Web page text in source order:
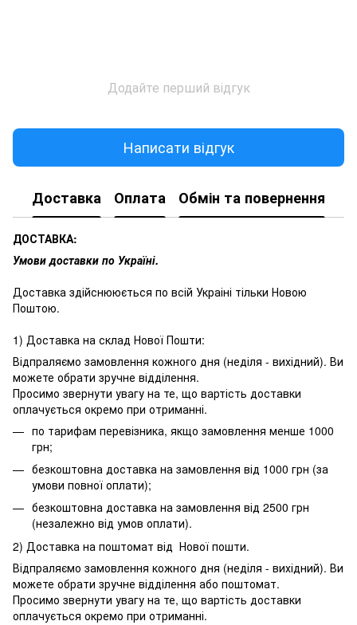
Додайте перший відгук
Написати відгук
Доставка Оплата Обмін та повернення
ДОСТАВКА:
Умови доставки по Україні.
Доставка здійснююється по всій Украіні тільки Новою
Поштою.
1) Доставка на склад Нової Пошти:
Відпраляємо замовлення кожного дня (неділя - вихідний). Ви
можете обрати зручне відділення.
Просимо звернути увагу на те, що вартість доставки
оплачується окремо при отриманні.
по тарифам перевізника, якщо замовлення менше 1000
грн;
безкоштовна доставка на замовлення від 1000 грн (за
умови повної оплати);
безкоштовна доставка на замовлення від 2500 грн
(незалежно від умов оплати).
2) Доставка на поштомат від Нової пошти.
Відпраляємо замовлення кожного дня (неділя - вихідний). Ви
можете обрати зручне відділення або поштомат.
Просимо звернути увагу на те, що вартість доставки
оплачується окремо при отриманні.